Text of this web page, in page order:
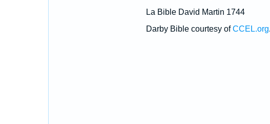
La Bible David Martin 1744
Darby Bible courtesy ofCCEL.org.